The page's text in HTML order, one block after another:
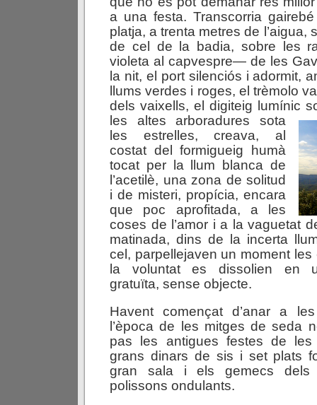
a una festa. Transcorria
platja, a trenta metres de l’aigua,
de cel de la badia, sobre les
violeta al capvespre— de les
la nit, el port silenciós i adormit,
llums verdes i roges, el trèmolo
dels vaixells, el digiteig lumínic
les altes arboradures sota
les estrelles, creava, al
costat del formigueig humà
tocat per la llum blanca de
l’acetilè, una zona de solitud
i de misteri, propícia, encara
que poc aprofitada, a les
coses de l’amor i a la vaguetat
matinada, dins de la incerta
cel, parpellejaven un moment les
la voluntat es dissolien en
gratuïta, sense objecte.
Havent començat d’anar a
l’època de les mitges de seda
pas les antigues festes de
grans dinars de sis i set plats
gran sala i els gemecs dels
polissons ondulants.